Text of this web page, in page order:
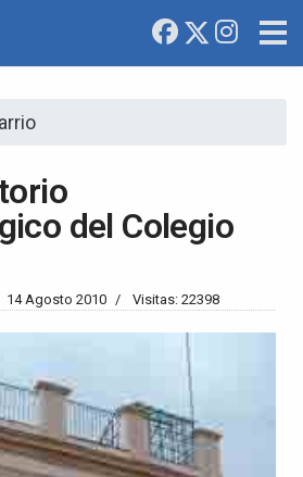
del Colegio
14 Agosto 2010 Visitas: 22398